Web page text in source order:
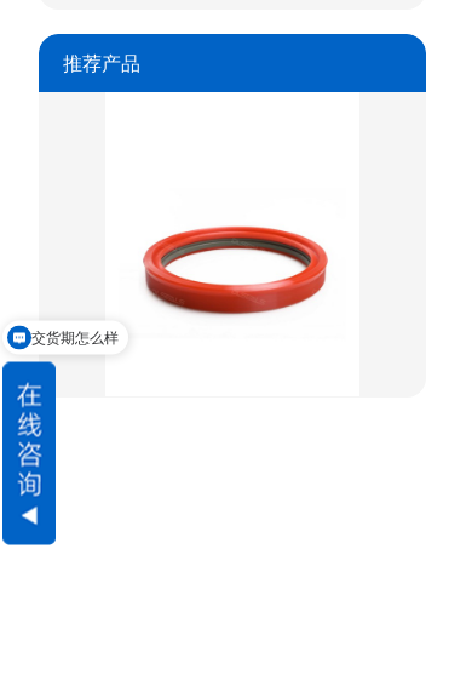
推荐产品
星型双O组合
阶梯组合封
交货期怎么样